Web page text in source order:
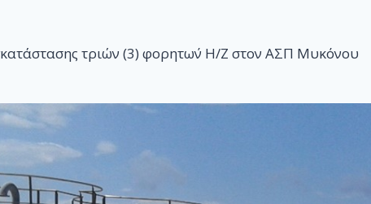
τριών (3) φορητω΄ν Η/Ζ στον ΑΣΠ Μυκόνου